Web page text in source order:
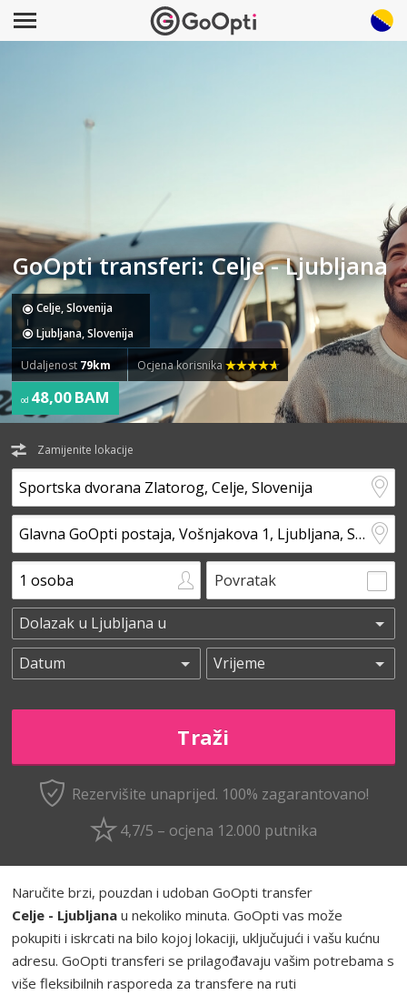
GoOpti transferi: Celje - Ljubljana
Celje, Slovenija
Ljubljana, Slovenija
Udaljenost 79km Ocjena korisnika
od 48,00 BAM
Zamijenite lokacije
Povratak
Rezervišite unaprijed. 100% zagarantovano!
4,7/5 – ocjena 12.000 putnika
Naručite brzi, pouzdan i udoban GoOpti transfer
Celje - Ljubljana u nekoliko minuta. GoOpti vas može
pokupiti i iskrcati na bilo kojoj lokaciji, uključujući i vašu kućnu
adresu. GoOpti transferi se prilagođavaju vašim potrebama s
više fleksibilnih rasporeda za transfere na ruti